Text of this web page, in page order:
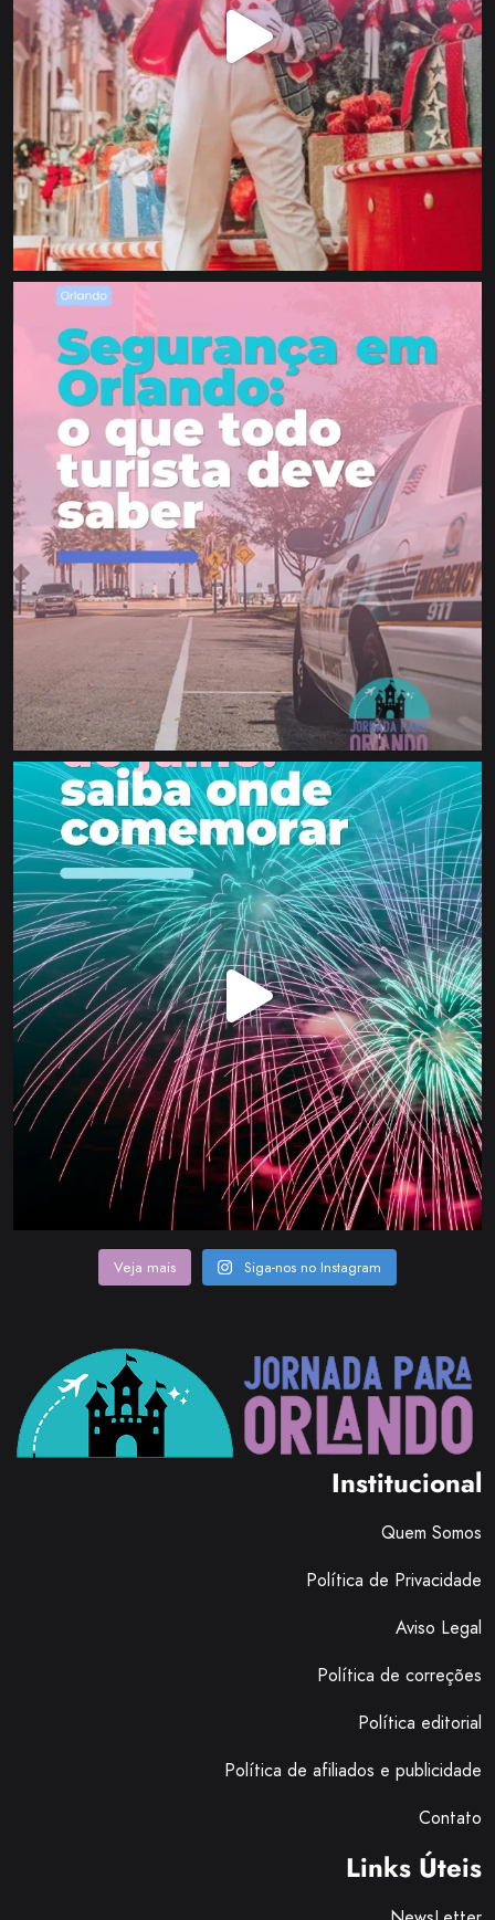
Veja mais Siga-nos no Instagram
Institucional
Quem Somos
Política de Privacidade
Aviso Legal
Política de correções
Política editorial
Política de afiliados e publicidade
Contato
Links Úteis